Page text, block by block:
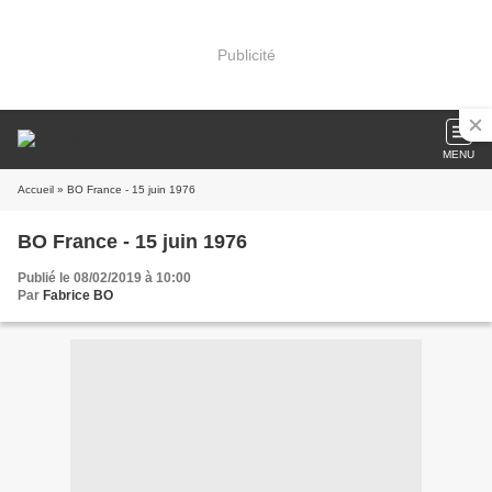
Publicité
MENU
Accueil » BO France - 15 juin 1976
BO France - 15 juin 1976
Publié le 08/02/2019 à 10:00
Par Fabrice BO